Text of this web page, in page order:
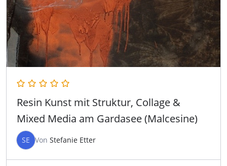
Resin Kunst mit Struktur, Collage &
Mixed Media am Gardasee (Malcesine)
SE Von Stefanie Etter